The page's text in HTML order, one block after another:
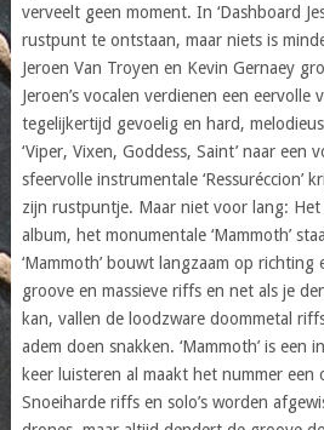
verveelt geen moment. In ‘Dashboard
rustpunt te ontstaan, maar niets is
Jeroen Van Troyen en Kevin Gernaey
Jeroen’s vocalen verdienen een
tegelijkertijd gevoelig en hard,
‘Viper, Vixen, Goddess, Saint’ naar een
sfeervolle instrumentale ‘Ressuréccion’
zijn rustpuntje. Maar niet voor lang:
album, het monumentale ‘Mammoth’
‘Mammoth’ bouwt langzaam op richting
groove en massieve riffs en net als je
kan, vallen de loodzware doommetal
adem doen snakken. ‘Mammoth’ is een
keer luisteren al maakt het nummer een
Snoeiharde riffs en solo’s worden